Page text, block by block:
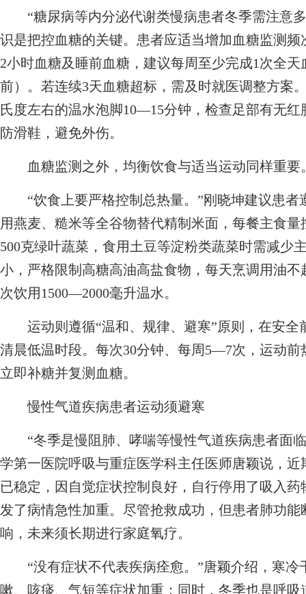
“糖尿病等内分泌代谢类慢病患者冬季需注意多
识是把控血糖的关键。患者应适当增加血糖监测
2小时血糖及睡前血糖，建议每周至少完成1次全
前）。若连续3天血糖超标，需及时就医调整方案
氏度左右的温水泡脚10—15分钟，检查足部有无
防滑鞋，避免外伤。
血糖监测之外，均衡饮食与适当运动同样重要
“饮食上要严格控制总热量。”刚晓坤建议患者
用燕麦、糙米等全谷物替代精制米面，每餐主食
500克绿叶蔬菜，食用土豆等淀粉类蔬菜时需减少
小，严格限制高糖高油高盐食物，每天烹调用油
次饮用1500—2000毫升温水。
运动则遵循“温和、规律、避寒”原则，在安全
清晨低温时段。每次30分钟、每周5—7次，运动
立即补糖并复测血糖。
慢性气道疾病患者运动须避寒
“冬季是慢阻肺、哮喘等慢性气道疾病患者面临
学第一医院呼吸与重症医学科主任医师唐颖说，
已稳定，因自觉症状控制良好，自行停用了吸入
发了病情急性加重。尽管抢救成功，但患者肺功
响，未来须长期进行家庭氧疗。
“没有症状不代表疾病痊愈。”唐颖介绍，寒冷
嗽、咳痰、气短等症状加重；同时，冬季也是呼